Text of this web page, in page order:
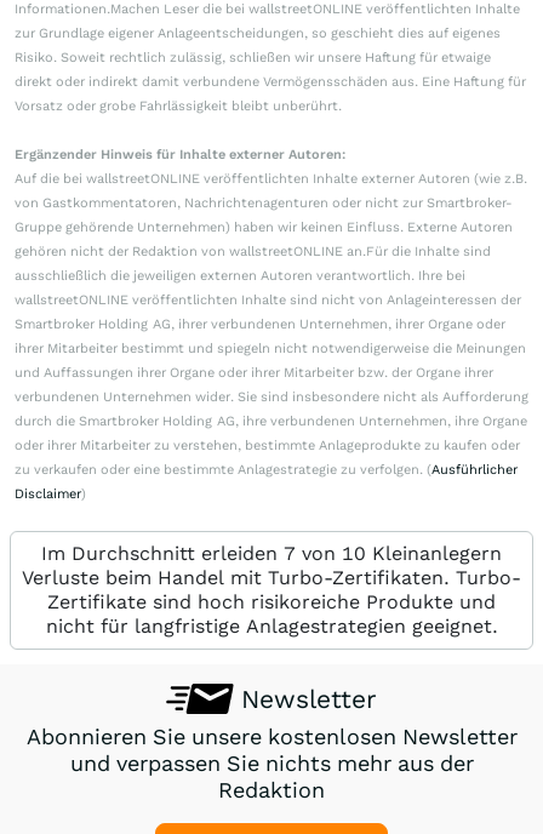
Informationen.Machen Leser die bei wallstreetONLINE veröffentlichten Inhalte
zur Grundlage eigener Anlageentscheidungen, so geschieht dies auf eigenes
Risiko. Soweit rechtlich zulässig, schließen wir unsere Haftung für etwaige
direkt oder indirekt damit verbundene Vermögensschäden aus. Eine Haftung für
Vorsatz oder grobe Fahrlässigkeit bleibt unberührt.
Ergänzender Hinweis für Inhalte externer Autoren:
Auf die bei wallstreetONLINE veröffentlichten Inhalte externer Autoren (wie z.B.
von Gastkommentatoren, Nachrichtenagenturen oder nicht zur Smartbroker-
Gruppe gehörende Unternehmen) haben wir keinen Einfluss. Externe Autoren
gehören nicht der Redaktion von wallstreetONLINE an.Für die Inhalte sind
ausschließlich die jeweiligen externen Autoren verantwortlich. Ihre bei
wallstreetONLINE veröffentlichten Inhalte sind nicht von Anlageinteressen der
Smartbroker Holding AG, ihrer verbundenen Unternehmen, ihrer Organe oder
ihrer Mitarbeiter bestimmt und spiegeln nicht notwendigerweise die Meinungen
und Auffassungen ihrer Organe oder ihrer Mitarbeiter bzw. der Organe ihrer
verbundenen Unternehmen wider. Sie sind insbesondere nicht als Aufforderung
durch die Smartbroker Holding AG, ihre verbundenen Unternehmen, ihre Organe
oder ihrer Mitarbeiter zu verstehen, bestimmte Anlageprodukte zu kaufen oder
zu verkaufen oder eine bestimmte Anlagestrategie zu verfolgen. (Ausführlicher
Disclaimer)
Im Durchschnitt erleiden 7 von 10 Kleinanlegern
Verluste beim Handel mit Turbo-Zertifikaten. Turbo-
Zertifikate sind hoch risikoreiche Produkte und
nicht für langfristige Anlagestrategien geeignet.
Newsletter
Abonnieren Sie unsere kostenlosen Newsletter
und verpassen Sie nichts mehr aus der
Redaktion